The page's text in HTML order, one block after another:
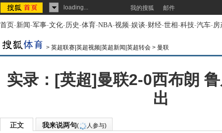
loading... 我的搜狐 邮件
首页-新闻-军事-文化-历史-体育-NBA-视频-娱谈-财经-世相-科技-汽车-房
> 英超联赛|英超视频|英超新闻|英超转会 > 曼联
实录：[英超]曼联2-0西布朗
出
正文 我来说两句( 人参与)